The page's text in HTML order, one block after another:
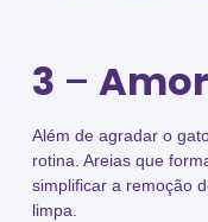
3 –
Além de agradar o
rotina. Areias que
simplificar a remoção
limpa.